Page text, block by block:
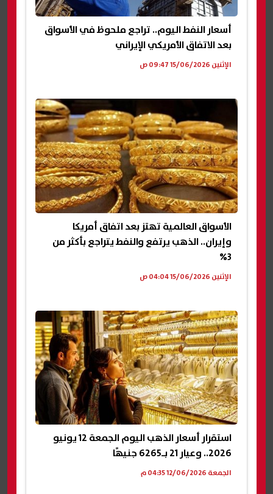
أسعار النفط اليوم.. تراجع ملحوظ في الأسواق
بعد الاتفاق الأمريكي الإيراني
الإثنين 15/06/2026 09:47 ص
الأسواق العالمية تهتز بعد اتفاق أمريكا
وإيران.. الذهب يرتفع والنفط يتراجع بأكثر من
3%
الإثنين 15/06/2026 04:04 ص
استقرار أسعار الذهب اليوم الجمعة 12 يونيو
2026.. وعيار 21 بـ6265 جنيهًا
الجمعة 12/06/2026 04:35 م